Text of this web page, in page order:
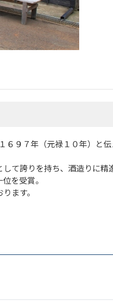
９７年（元禄１０年）と
て誇りを持ち、酒造りに精
を受賞。
ます。